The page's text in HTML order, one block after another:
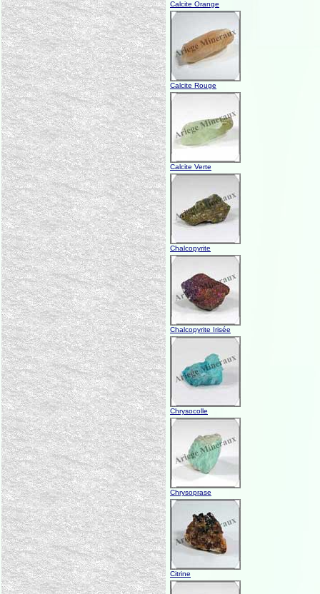
Calcite Orange
Calcite Rouge
Calcite Verte
Chalcopyrite
Chalcopyrite Irisée
Chrysocolle
Chrysoprase
Citrine